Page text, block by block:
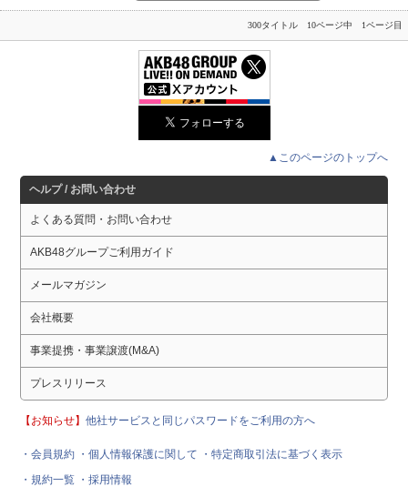
300タイトル 10ページ中 1ページ目
▲このページのトップへ
ヘルプ / お問い合わせ
よくある質問・お問い合わせ
AKB48グループご利用ガイド
メールマガジン
会社概要
事業提携・事業譲渡(M&A)
プレスリリース
【お知らせ】他社サービスと同じパスワードをご利用の方へ
・会員規約 ・個人情報保護に関して
・特定商取引法に基づく表示
・規約一覧 ・採用情報